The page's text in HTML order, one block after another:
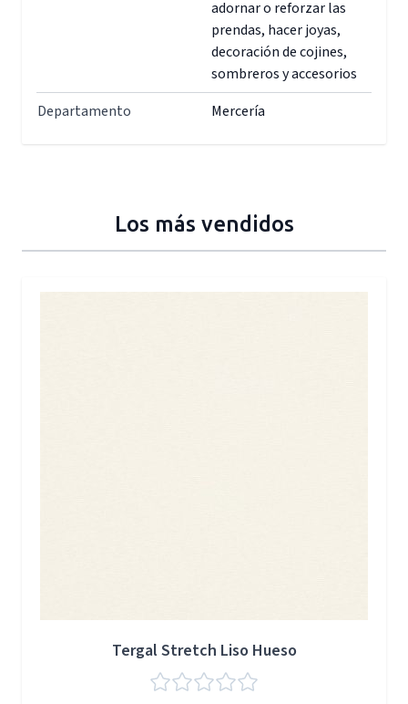
adornar o reforzar las
prendas, hacer joyas,
decoración de cojines,
sombreros y accesorios
Departamento
Mercería
Los más vendidos
Tergal Stretch Liso Hueso